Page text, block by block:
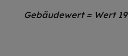
Gebäudewert = Wert